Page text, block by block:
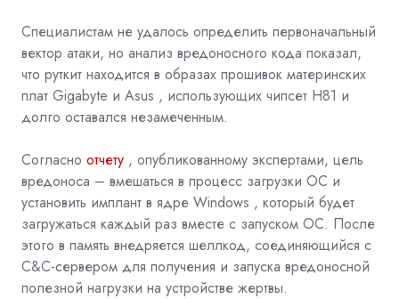
Специалистам не удалось определить первоначальный
вектор атаки, но анализ вредоносного кода показал,
что руткит находится в образах прошивок материнских
плат Gigabyte и Asus , использующих чипсет H81 и
долго оставался незамеченным.
Согласно отчету , опубликованному экспертами, цель
вредоноса – вмешаться в процесс загрузки ОС и
установить имплант в ядре Windows , который будет
загружаться каждый раз вместе с запуском ОС. После
этого в память внедряется шеллкод, соединяющийся с
C&C-сервером для получения и запуска вредоносной
полезной нагрузки на устройстве жертвы.